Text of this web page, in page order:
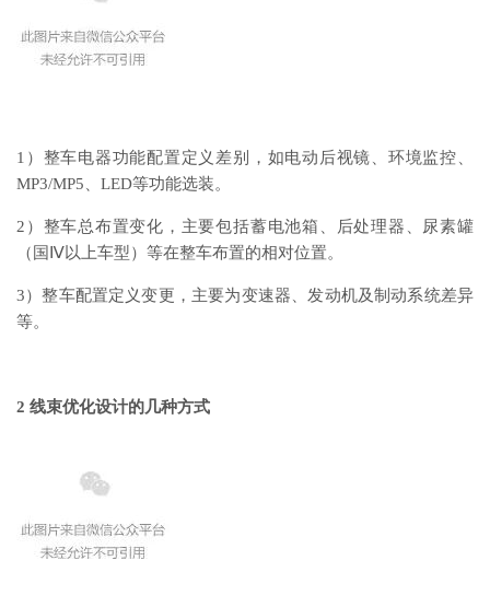
1）整车电器功能配置定义差别，如电动后视镜、环境监控、
MP3/MP5、LED等功能选装。
2）整车总布置变化，主要包括蓄电池箱、后处理器、尿素罐
（国Ⅳ以上车型）等在整车布置的相对位置。
3）整车配置定义变更，主要为变速器、发动机及制动系统差异
等。
2 线束优化设计的几种方式